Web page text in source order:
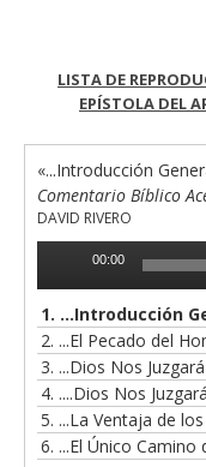
LISTA DE
EPÍSTOLA DEL
«...Introducción
DAVID RIVERO
Reproductor
00:00
1. ...Introducción
2. ...El Pecado del
3. ...Dios Nos
4. ....Dios Nos
5. ...La Ventaja de
6. ...El Único Camino